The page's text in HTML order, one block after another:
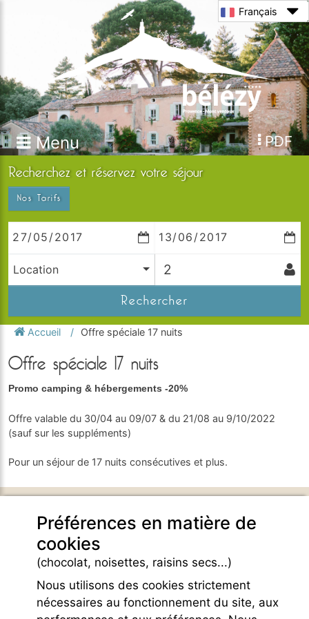
Menu PDF
Français
Recherchez et réservez votre séjour
Nos Tarifs
Location
Rechercher
Accueil Offre spéciale 17 nuits
Offre spéciale 17 nuits
Promo camping & hébergements -20%
Offre valable du 30/04 au 09/07 & du 21/08 au 9/10/2022
(sauf sur les suppléments)
Pour un séjour de 17 nuits consécutives et plus.
132 Chemin de Maraval
84410 Bedoin - France -
GPS Latitude : 44.130661010742187
GPS Longitude : 5.1876931190490723
E-mail :belezy@libranoo.com
Tél : +33(0)4 90 65 60 18
Préférences en matière de
cookies
(chocolat, noisettes, raisins secs...)
Nous utilisons des cookies strictement
nécessaires au fonctionnement du site, aux